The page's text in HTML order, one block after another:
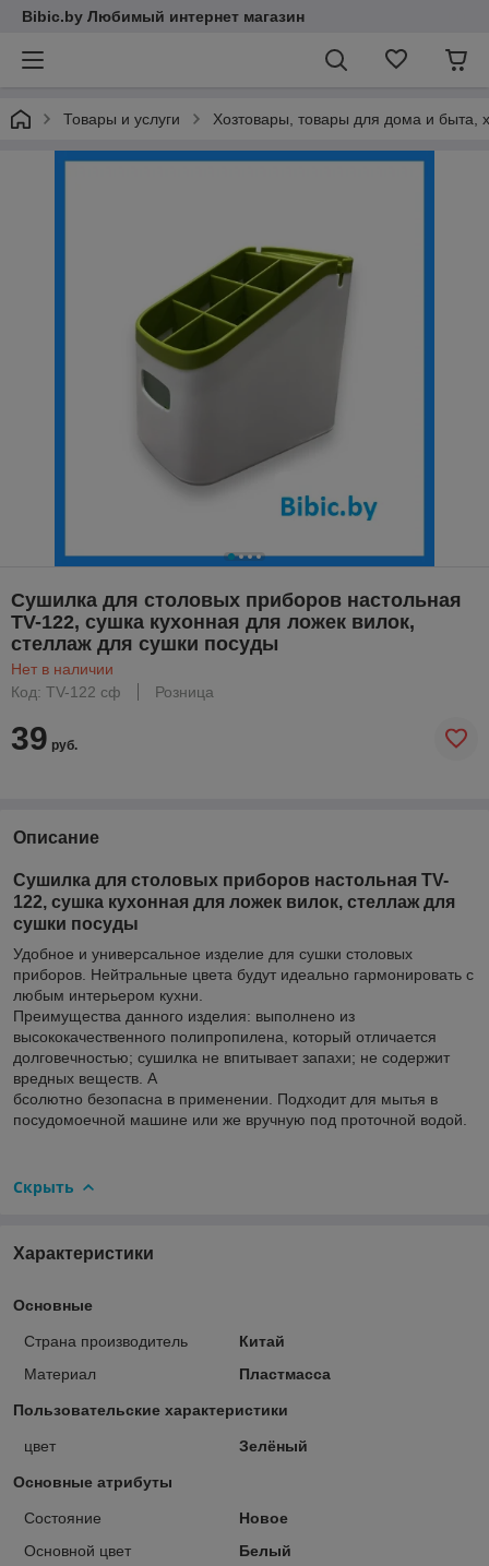
Bibic.by Любимый интернет магазин
Товары и услуги Хозтовары, товары для дома и быта,
Сушилка для столовых приборов настольная
TV-122, сушка кухонная для ложек вилок,
стеллаж для сушки посуды
Нет в наличии
Код: TV-122 сф
Розница
39 руб.
Описание
Сушилка для столовых приборов настольная TV-
122, сушка кухонная для ложек вилок, стеллаж для
сушки посуды
Удобное и универсальное изделие для сушки столовых
приборов. Нейтральные цвета будут идеально гармонировать с
любым интерьером кухни.
Преимущества данного изделия: выполнено из
высококачественного полипропилена, который отличается
долговечностью; сушилка не впитывает запахи; не содержит
вредных веществ. А
бсолютно безопасна в применении. Подходит для мытья в
посудомоечной машине или же вручную под проточной водой.
Скрыть
Характеристики
Основные
Страна производитель
Китай
Материал
Пластмасса
Пользовательские характеристики
цвет Зелёный
Основные атрибуты
Состояние
Новое
Основной цвет
Белый